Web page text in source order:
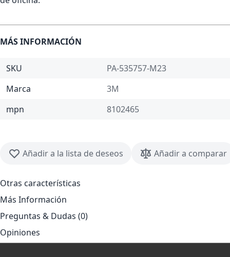
MÁS INFORMACIÓN
SKU
PA-535757-M23
Marca
3M
mpn
8102465
Añadir a la lista de deseos Añadir a comparar
Otras características
Más Información
Preguntas & Dudas (0)
Opiniones